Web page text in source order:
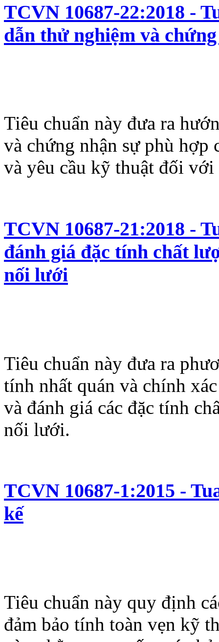
TCVN 10687-22:2018 -
dẫn thử nghiệm và
Tiêu chuẩn này đưa ra
và chứng nhận sự phù hợp
và yêu cầu kỹ thuật đối
TCVN 10687-21:2018 -
đánh giá đặc tính chất
nối lưới
Tiêu chuẩn này đưa ra
tính nhất quán và chính
và đánh giá các đặc tính
nối lưới.
TCVN 10687-1:2015 -
kế
Tiêu chuẩn này quy định
đảm bảo tính toàn vẹn kỹ